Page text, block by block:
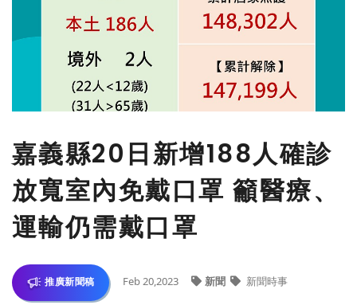
嘉義縣20日新增188人確診
放寬室內免戴口罩 籲醫療、
運輸仍需戴口罩
推廣新聞稿 Feb 20,2023 新聞 新聞時事